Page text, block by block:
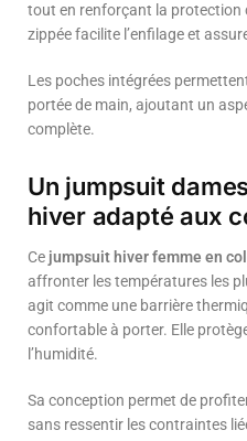
tout en renforçant la protection
zippée facilite l’enfilage et
Les poches intégrées
portée de main, ajoutant un
complète.
Un jumpsuit
hiver adapté aux
Ce jumpsuit hiver femme en
affronter les températures les
agit comme une barrière
confortable à porter. Elle
l’humidité.
Sa conception permet de
sans ressentir les contraintes